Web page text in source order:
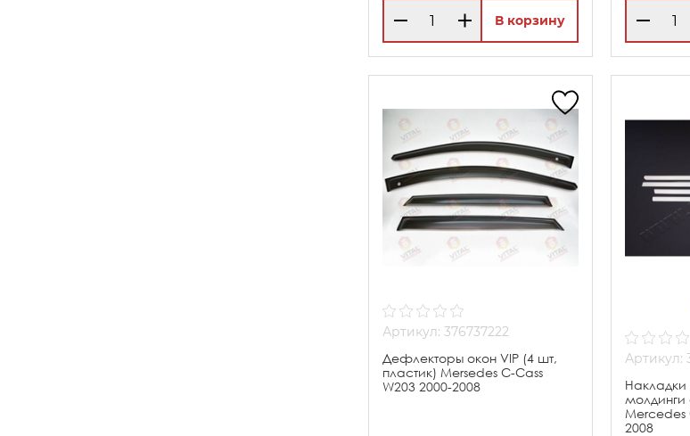
В корзину
Артикул: 376737222
Дефлекторы окон VIP (4 шт,
пластик) Mersedes C-Cass
W203 2000-2008
Артикул:
молдинги
Mercedes
2008